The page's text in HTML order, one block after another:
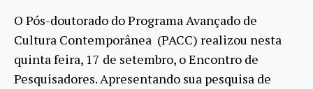
O Pós-doutorado do Programa Avançado de
Cultura Contemporânea (PACC) realizou nesta
quinta feira, 17 de setembro, o Encontro de
Pesquisadores. Apresentando sua pesquisa de